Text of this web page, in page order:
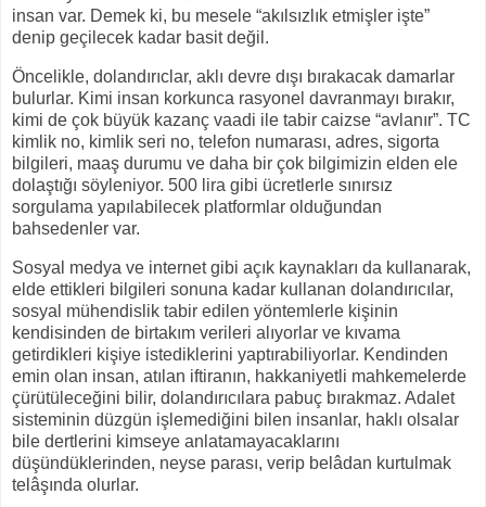
insan var. Demek ki, bu mesele “akılsızlık etmişler işte”
denip geçilecek kadar basit değil.
Öncelikle, dolandırıclar, aklı devre dışı bırakacak damarlar
bulurlar. Kimi insan korkunca rasyonel davranmayı bırakır,
kimi de çok büyük kazanç vaadi ile tabir caizse “avlanır”. TC
kimlik no, kimlik seri no, telefon numarası, adres, sigorta
bilgileri, maaş durumu ve daha bir çok bilgimizin elden ele
dolaştığı söyleniyor. 500 lira gibi ücretlerle sınırsız
sorgulama yapılabilecek platformlar olduğundan
bahsedenler var.
Sosyal medya ve internet gibi açık kaynakları da kullanarak,
elde ettikleri bilgileri sonuna kadar kullanan dolandırıcılar,
sosyal mühendislik tabir edilen yöntemlerle kişinin
kendisinden de birtakım verileri alıyorlar ve kıvama
getirdikleri kişiye istediklerini yaptırabiliyorlar. Kendinden
emin olan insan, atılan iftiranın, hakkaniyetli mahkemelerde
çürütüleceğini bilir, dolandırıcılara pabuç bırakmaz. Adalet
sisteminin düzgün işlemediğini bilen insanlar, haklı olsalar
bile dertlerini kimseye anlatamayacaklarını
düşündüklerinden, neyse parası, verip belâdan kurtulmak
telâşında olurlar.